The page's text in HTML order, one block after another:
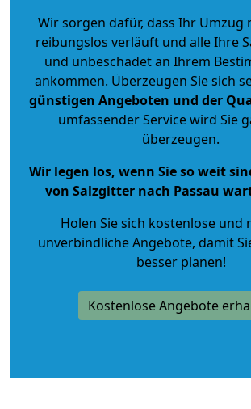
Wir sorgen dafür, dass Ihr Umzug
reibungslos verläuft und alle Ihre
und unbeschadet an Ihrem
ankommen. Überzeugen Sie sich
günstigen Angeboten und der
umfassender Service wird Sie
überzeugen.
Wir legen los, wenn Sie so weit
von Salzgitter nach Passau
Holen Sie sich kostenlose und
unverbindliche Angebote, damit
besser planen!
Kostenlose Angebote